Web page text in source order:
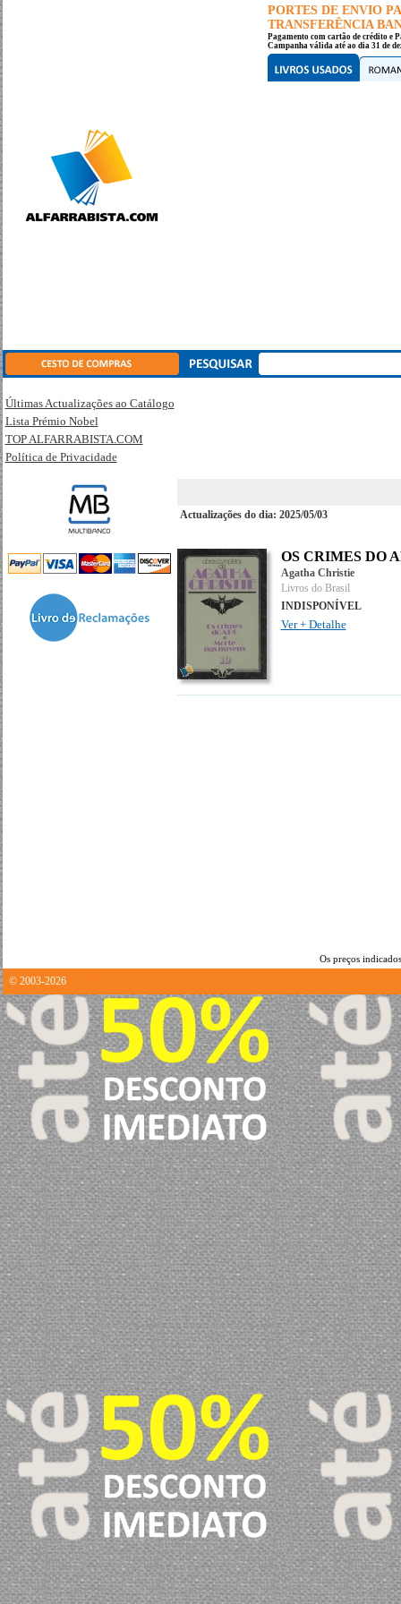
PORTES DE ENVIO
TRANSFERÊNCIA
Pagamento com cartão de crédito e
Campanha válida até ao dia 31 de
Últimas Actualizações ao Catálogo
Lista Prémio Nobel
TOP ALFARRABISTA.COM
Política de Privacidade
Actualizações do dia: 2025/05/03
OS CRIMES DO
Agatha Christie
Livros do Brasil
INDISPONÍVEL
Ver + Detalhe
Os preços
© 2003-2026